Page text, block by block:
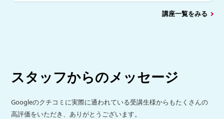
講座一覧をみる
スタッフからのメッセージ
Googleのクチコミに実際に通われている受講生様からもたくさんの
高評価をいただき、ありがとうございます。